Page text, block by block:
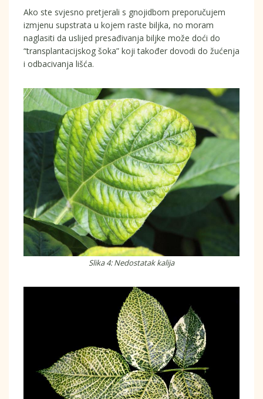
Ako ste svjesno pretjerali s gnojidbom preporučujem
izmjenu supstrata u kojem raste biljka, no moram
naglasiti da uslijed presađivanja biljke može doći do
“transplantacijskog šoka” koji također dovodi do žućenja
i odbacivanja lišća.
Slika 4: Nedostatak kalija